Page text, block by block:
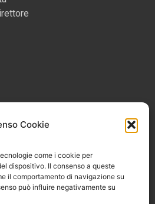
Cookie
come i cookie per
dispositivo. Il consenso a queste
il comportamento di navigazione su
può influire negativamente su